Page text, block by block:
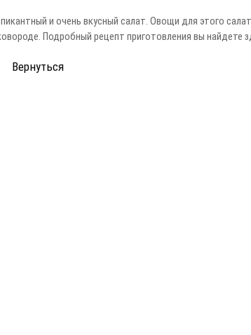
и очень вкусный салат. Овощи для этого
Подробный рецепт приготовления вы найдете
Вернуться